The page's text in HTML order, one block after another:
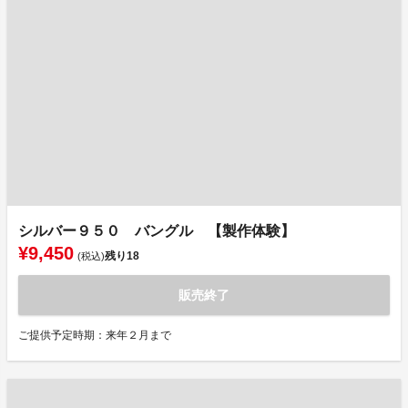
シルバー９５０ バングル 【製作体験】
¥9,450 (税込)残り18
販売終了
ご提供予定時期：来年２月まで